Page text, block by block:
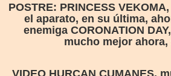
POSTRE: PRINCESS
el aparato, en su última,
enemiga CORONATION
mucho mejor ahora,